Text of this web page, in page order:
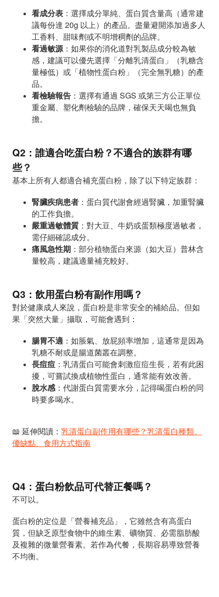
看成分表 ：選擇成分單純、蛋白質含量高（通常建
議每份達 20g 以上）的產品。盡量避開添加過多人
工香料、甜味劑或不明增稠劑的品牌。
看過敏源：如果你的消化道對乳製品成分較為敏
感，建議可以優先選擇「分離乳清蛋白」（乳糖含
量極低）或「植物性蛋白粉」（完全無乳糖）的產
品。
看檢驗報告 ：選擇有通過 SGS 或第三方公正單位
重金屬、塑化劑檢驗的品牌，確保天天喝也無負
擔。
Q2：誰適合吃蛋白粉？不適合的族群有哪
些？
基本上所有人都適合補充蛋白粉，除了以下特定族群：
腎臟疾病患者 ：蛋白質代謝會經過腎臟，加重腎臟
的工作負擔。
嚴重過敏體質 ：對大豆、牛奶或蛋類極度過敏者，
需仔細確認成分。
痛風急性期 ：部分植物蛋白來源（如大豆）普林含
量較高，建議適量補充較好。
Q3：飲用蛋白粉有副作用嗎？
對於健康成人來說，蛋白粉是非常安全的補給品。但如
果「突然大量」攝取，可能會遇到：
腸胃不適 ：如脹氣、放屁頻率增加，這通常是因為
乳糖不耐或是腸道菌叢在調整。
長痘痘 ：乳清蛋白可能會刺激痘痘生長，若有此困
擾，可嘗試換成植物性蛋白，通常能有效改善。
脫水感：代謝蛋白質需要水分，記得喝蛋白粉的同
時要多喝水。
📖 延伸閱讀： 乳清蛋白副作用有哪些？乳清蛋白種類、
優缺點、食用方式指南
Q4：蛋白粉飲品可代替正餐嗎？
不可以。
蛋白粉的定位是「營養補充品」，它雖然含有高蛋白
質，但缺乏原型食物中的維生素、礦物質、必需脂肪酸
及複雜的微量營養素。若作為代餐，長期容易導致營養
不均衡。